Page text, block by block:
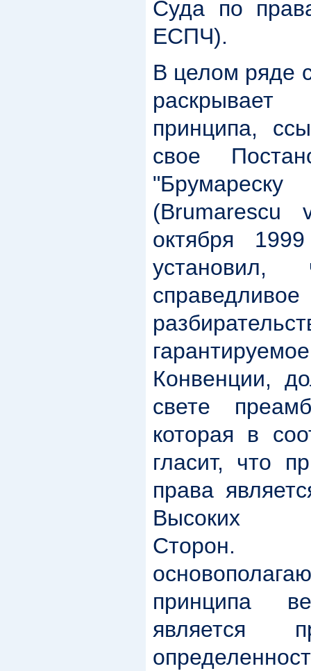
Суда по
ЕСПЧ).
В целом ряде
раскрывает
принципа,
свое
октября
Конвенции,
свете
которая в
гласит, что
права
Высоких
принципа
является